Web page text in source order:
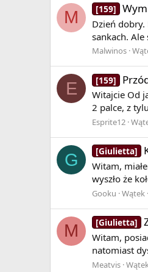
M [159]
Dzień
sankach. Ale
Malwinos
E [159]
Witajcie Od
2 palce, z
Esprite12
G [Giulietta]
Witam,
wyszło że
Gooku Wątek
M [Giulietta]
Witam,
natomiast
Meatvis